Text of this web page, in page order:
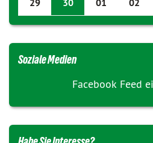
29
30 01 02
Soziale Medien
Facebook Feed